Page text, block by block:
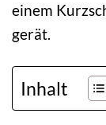
einem
gerät.
Inhalt